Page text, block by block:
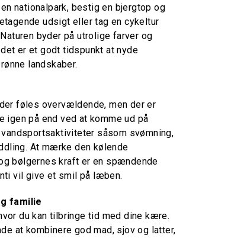
nationalpark, bestig en bjergtop og
udsigt eller tag en cykeltur
byder på utrolige farver og
er et godt tidspunkt at nyde
landskaber.
føles overvældende, men der er
igen på end ved at komme ud på
såsom svømning,
At mærke den kølende
bølgernes kraft er en spændende
vil give et smil på læben.
familie
du kan tilbringe tid med dine kære.
at kombinere god mad, sjov og latter,